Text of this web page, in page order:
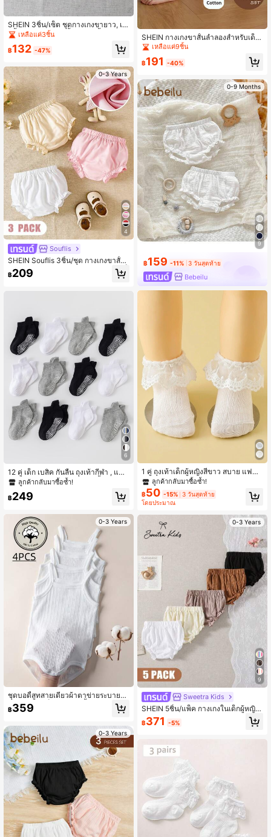
SHEIN 3ชิ้น/เซ็ต ชุดกางเกงขายาว, เล
กกิ้ง และกางเกงขาสั้นผ้าถักสีพื้นสำหรับ
เด็กผู้หญิง 0-3 ปี ฤดูใบไม้ผลิ ฤดูร้อน เข้
าได้กับทุกชุด
เหลือแค่3ชิ้น
฿132 -47%
0-3 Years
4
Souflis
SHEIN Souflis 3ชิ้น/ชุด กางเกงขาสั้น
ลำลองน่ารักและอเนกประสงค์สำหรับเด็
กชาย กางเกงเด็กผู้หญิงชายระบาย กาง
฿209
6
12 คู่ เด็ก เบสิค กันลื่น ถุงเท้ากีฬา , แทร
มโพลีน ถุงเท้า , ถุงเท้าใส่เดินพื้น , หู ถุงเ
ท้าTube ใน สีดำ , สีขาว และ สีเทา
ลูกค้ากลับมาซื้อซ้ำ!
฿249
0-3 Years
ชุดบอดี้สูทสายเดี่ยวผ้าตาข่ายระบายอา
กาศสำหรับเด็กผู้หญิง 4 ชิ้น ของขวัญ
สำหรับงานเลี้ยงเด็กแรกเกิด
฿359
0-3 Years
SHEIN กางเกงขาสั้นลำลองสำหรับเด็ก
ผู้หญิงสำหรับฤดูร้อน
เหลือแค่9ชิ้น
฿191 -40%
0-9 Months
9
฿159 -11% 3 วันสุดท้าย
Bebeilu
1 คู่ ถุงเท้าเด็กผู้หญิงสีขาว สบาย แฟชั่น
สไตล์เจ้าหญิง น่ารัก สำหรับใส่ในชีวิตป
ระจำวัน งานปาร์ตี้ และวันหยุด
ลูกค้ากลับมาซื้อซ้ำ!
฿50 -15% 3 วันสุดท้าย
โดยประมาณ
0-3 Years
9
Sweetra Kids
SHEIN 5ชิ้น/แพ็ค กางเกงในเด็กผู้หญิง
ฤดูร้อนบางเบา, กางเกงฝึกหัดน่ารักแบ
บสบายๆ, กางเกงในสามเหลี่ยมไม่เสียด
฿371 -5%